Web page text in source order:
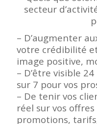
secteur
– D’augmenter
votre crédibilité
image positive,
– D’être visible
sur 7 pour vos
– De tenir vos
réel sur vos
promotions,